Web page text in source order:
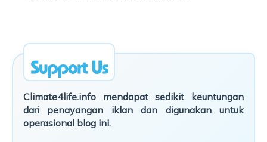
Climate4life.info mendapat sedikit keuntungan
dari penayangan iklan dan digunakan untuk
operasional blog ini.